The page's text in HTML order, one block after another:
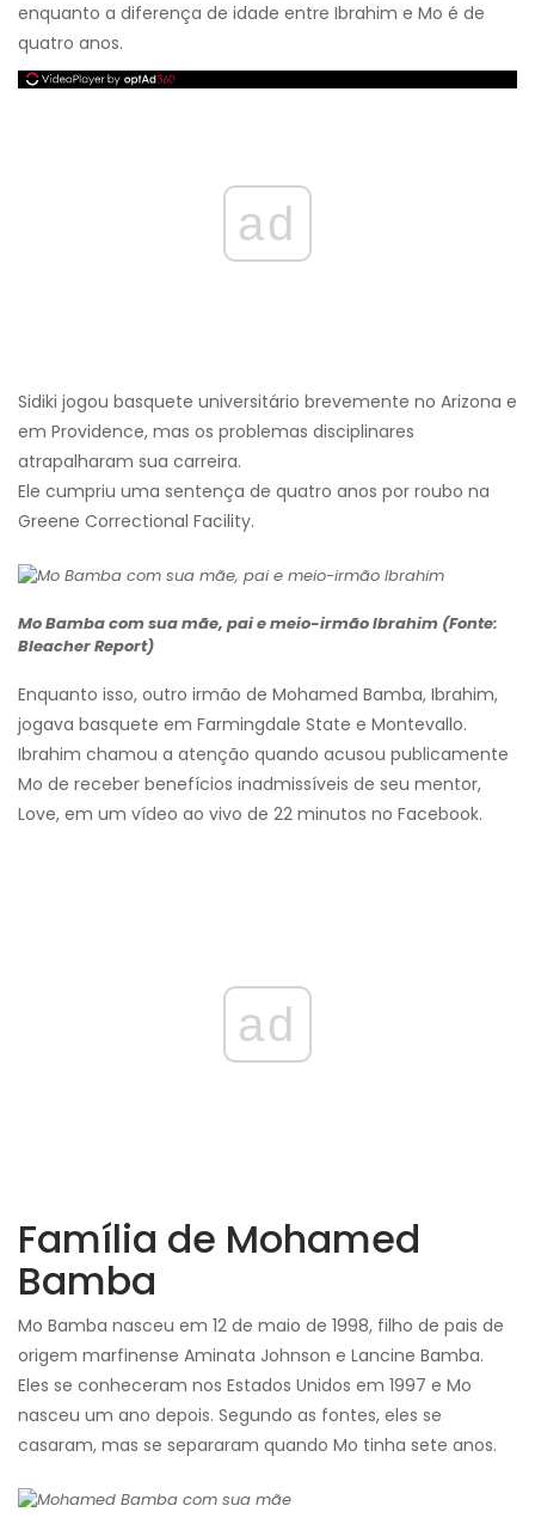
enquanto a diferença de idade entre Ibrahim e Mo é de
quatro anos.
ad
Sidiki jogou basquete universitário brevemente no Arizona e
em Providence, mas os problemas disciplinares
atrapalharam sua carreira.
Ele cumpriu uma sentença de quatro anos por roubo na
Greene Correctional Facility.
Mo Bamba com sua mãe, pai e meio-irmão Ibrahim (Fonte:
Bleacher Report)
Enquanto isso, outro irmão de Mohamed Bamba, Ibrahim,
jogava basquete em Farmingdale State e Montevallo.
Ibrahim chamou a atenção quando acusou publicamente
Mo de receber benefícios inadmissíveis de seu mentor,
Love, em um vídeo ao vivo de 22 minutos no Facebook.
ad
Família de Mohamed
Bamba
Mo Bamba nasceu em 12 de maio de 1998, filho de pais de
origem marfinense Aminata Johnson e Lancine Bamba.
Eles se conheceram nos Estados Unidos em 1997 e Mo
nasceu um ano depois. Segundo as fontes, eles se
casaram, mas se separaram quando Mo tinha sete anos.